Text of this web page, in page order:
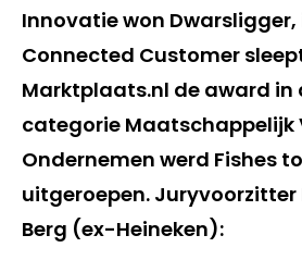
Innovatie won
Connected Customer
Marktplaats.nl de award in
categorie Maatschappelijk
Ondernemen werd Fishes
uitgeroepen. Juryvoorzitter
Berg (ex-Heineken):